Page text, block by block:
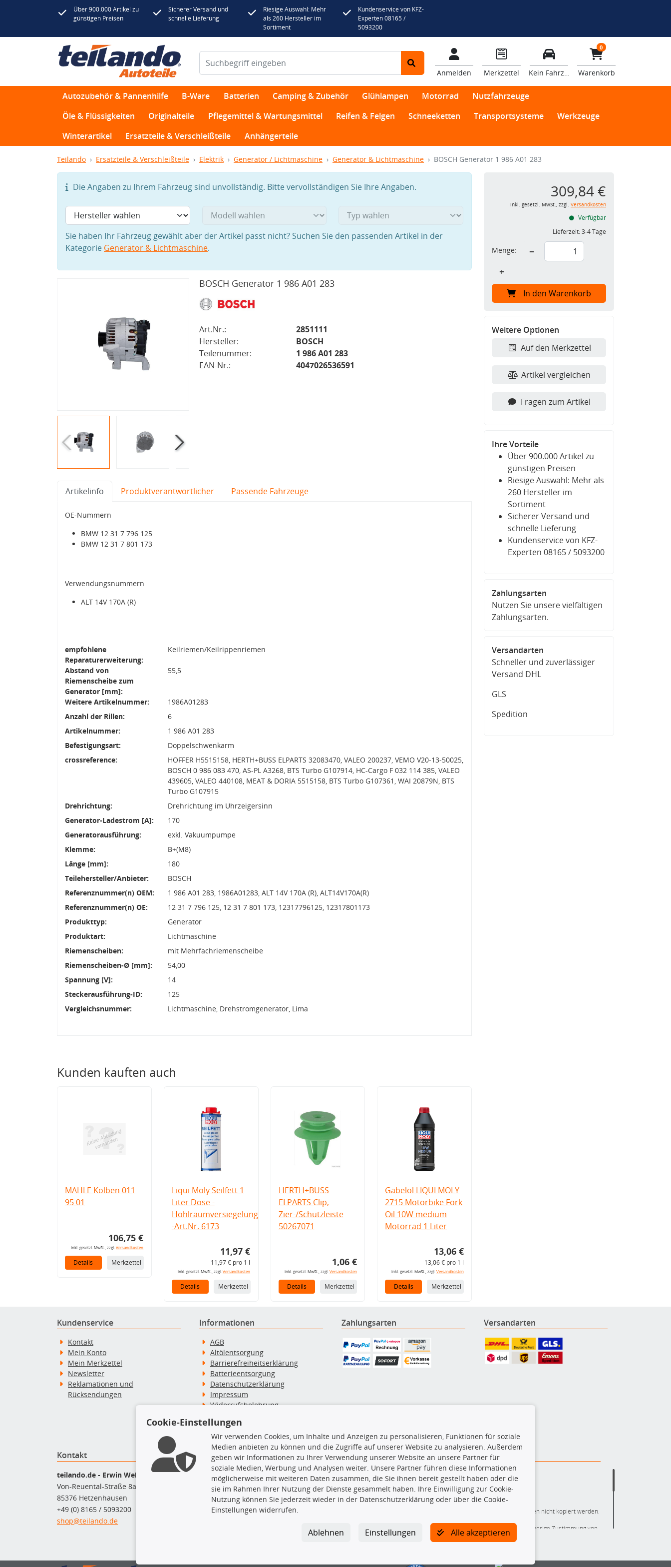
Über 900.000 Artikel zu
günstigen Preisen
Sicherer Versand und
schnelle Lieferung
Riesige Auswahl: Mehr
als 260 Hersteller im
Sortiment
Kundenservice von KFZ-
Experten 08165 /
5093200
Anmelden Merkzettel Kein Fahrzeug
0
Warenkorb
Autozubehör & Pannenhilfe B-Ware Batterien Camping & Zubehör Glühlampen Motorrad
Nutzfahrzeuge
Öle & Flüssigkeiten
Originalteile Pflegemittel & Wartungsmittel Reifen & Felgen Schneeketten Transportsysteme
Werkzeuge
Winterartikel
Ersatzteile & Verschleißteile Anhängerteile
Teilando Ersatzteile & Verschleißteile Elektrik Generator / Lichtmaschine Generator & Lichtmaschine BOSCH Generator 1 986 A01 283
Die Angaben zu Ihrem Fahrzeug sind unvollständig. Bitte vervollständigen Sie Ihre Angaben.
Sie haben Ihr Fahrzeug gewählt aber der Artikel passt nicht? Suchen Sie den passenden Artikel in der
Kategorie Generator & Lichtmaschine.
BOSCH Generator 1 986 A01 283
Art.Nr.:
2851111
Hersteller:
BOSCH
Teilenummer:
1 986 A01 283
EAN-Nr.:
4047026536591
Artikelinfo Produktverantwortlicher Passende Fahrzeuge
OE-Nummern
BMW 12 31 7 796 125
BMW 12 31 7 801 173
Verwendungsnummern
ALT 14V 170A (R)
empfohlene
Reparaturerweiterung:
Keilriemen/Keilrippenriemen
Abstand von
Riemenscheibe zum
Generator [mm]:
55,5
Weitere Artikelnummer:
1986A01283
Anzahl der Rillen:
6
Artikelnummer:
1 986 A01 283
Befestigungsart:
Doppelschwenkarm
crossreference:
HOFFER H5515158, HERTH+BUSS ELPARTS 32083470, VALEO 200237, VEMO V20-13-50025,
BOSCH 0 986 083 470, AS-PL A3268, BTS Turbo G107914, HC-Cargo F 032 114 385, VALEO
439605, VALEO 440108, MEAT & DORIA 5515158, BTS Turbo G107361, WAI 20879N, BTS
Turbo G107915
Drehrichtung:
Drehrichtung im Uhrzeigersinn
Generator-Ladestrom [A]:
170
Generatorausführung:
exkl. Vakuumpumpe
Klemme:
B+(M8)
Länge [mm]:
180
Teilehersteller/Anbieter:
BOSCH
Referenznummer(n) OEM:
1 986 A01 283, 1986A01283, ALT 14V 170A (R), ALT14V170A(R)
Referenznummer(n) OE:
12 31 7 796 125, 12 31 7 801 173, 12317796125, 12317801173
Produkttyp:
Generator
Produktart:
Lichtmaschine
Riemenscheiben:
mit Mehrfachriemenscheibe
Riemenscheiben-Ø [mm]:
54,00
Spannung [V]:
14
Steckerausführung-ID:
125
Vergleichsnummer:
Lichtmaschine, Drehstromgenerator, Lima
Kunden kauften auch
MAHLE Kolben 011
95 01
106,75 €
inkl. gesetzl. MwSt., zzgl.Versandkosten
Details Merkzettel
Liqui Moly Seilfett 1
Liter Dose -
Hohlraumversiegelung
-Art.Nr. 6173
11,97 €
11,97 € pro 1 l
inkl. gesetzl. MwSt., zzgl.Versandkosten
Details Merkzettel
HERTH+BUSS
ELPARTS Clip,
Zier-/Schutzleiste
50267071
1,06 €
inkl. gesetzl. MwSt., zzgl. Versandkosten
Details Merkzettel
Gabelöl LIQUI MOLY
2715 Motorbike Fork
Oil 10W medium
Motorrad 1 Liter
13,06 €
13,06 € pro 1 l
inkl. gesetzl. MwSt., zzgl. Versandkosten
Details Merkzettel
309,84 €
inkl. gesetzl. MwSt., zzgl. Versandkosten
Verfügbar
Lieferzeit:3-4 Tage
Menge:
−
+
In den Warenkorb
Weitere Optionen
Auf den Merkzettel
Artikel vergleichen
Fragen zum Artikel
Ihre Vorteile
Über 900.000 Artikel zu
günstigen Preisen
Riesige Auswahl: Mehr als
260 Hersteller im
Sortiment
Sicherer Versand und
schnelle Lieferung
Kundenservice von KFZ-
Experten 08165 / 5093200
Zahlungsarten
Nutzen Sie unsere vielfältigen
Zahlungsarten.
Versandarten
Schneller und zuverlässiger
Versand DHL
GLS
Spedition
Kundenservice
Kontakt
Mein Konto
Mein Merkzettel
Newsletter
Reklamationen und
Rücksendungen
Informationen
AGB
Altölentsorgung
Barrierefreiheitserklärung
Batterieentsorgung
Datenschutzerklärung
Impressum
Widerrufsbelehrung
Zahlung & Versand
Zahlungsarten Versandarten
Kontakt
teilando.de - Erwin Weber GmbH
Von-Reuental-Straße 8a
85376 Hetzenhausen
+49 (0) 8165 / 5093200
shop@teilando.de
Top Produkte
Beleuchtung
Bremsbeläge
Bremsscheiben
Kupplungssatz
Querlenker
TecDoc Inside
Die hier angezeigten Daten insbesondere die gesamte Datenbank dürfen nicht kopiert werden.
Es ist zu unterlassen, die Daten oder die gesamte Datenbank ohne vorherige Zustimmung von
TecDoc zu vervielfältigen, zu verbreiten und/oder diese Handlungen durch Dritte ausführen zu
Bitte prüfen Sie, ob das über unseren Onlineshop identifizierte Ersatzteil auch tatsächlich dem
Cookie-Einstellungen
Wir verwenden Cookies, um Inhalte und Anzeigen zu personalisieren, Funktionen für soziale
Medien anbieten zu können und die Zugriffe auf unserer Website zu analysieren. Außerdem
geben wir Informationen zu Ihrer Verwendung unserer Website an unsere Partner für
soziale Medien, Werbung und Analysen weiter. Unsere Partner führen diese Informationen
möglicherweise mit weiteren Daten zusammen, die Sie ihnen bereit gestellt haben oder die
sie im Rahmen Ihrer Nutzung der Dienste gesammelt haben. Ihre Einwilligung zur Cookie-
Nutzung können Sie jederzeit wieder in der Datenschutzerklärung oder über die Cookie-
Einstellungen widerrufen.
Alle akzeptieren
Einstellungen
Ablehnen